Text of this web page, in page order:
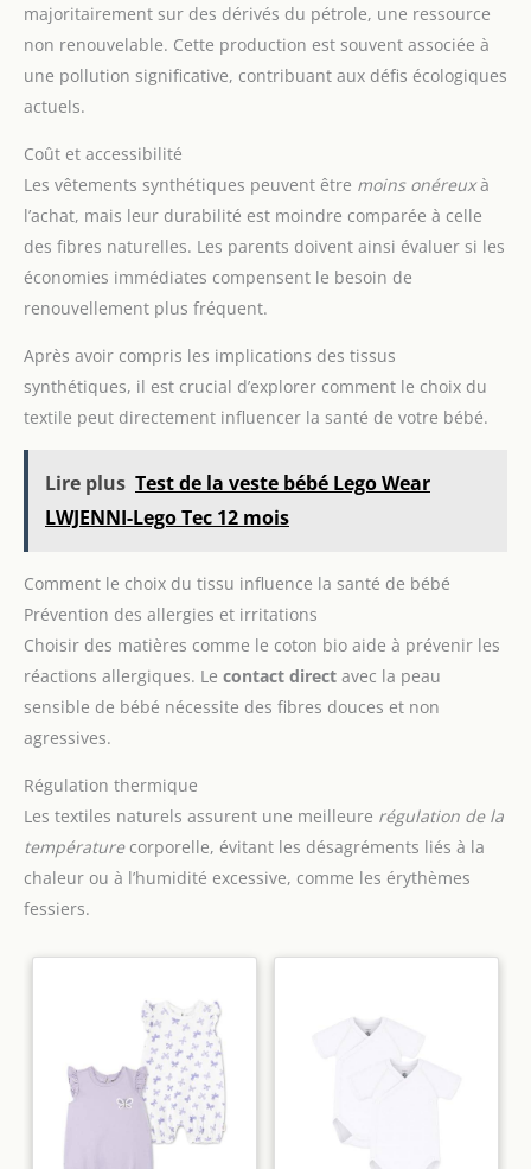
majoritairement sur des dérivés du pétrole, une ressource
non renouvelable. Cette production est souvent associée à
une pollution significative, contribuant aux défis écologiques
actuels.
Coût et accessibilité
Les vêtements synthétiques peuvent être moins onéreuxà
l’achat, mais leur durabilité est moindre comparée à celle
des fibres naturelles. Les parents doivent ainsi évaluer si les
économies immédiates compensent le besoin de
renouvellement plus fréquent.
Après avoir compris les implications des tissus
synthétiques, il est crucial d’explorer comment le choix du
textile peut directement influencer la santé de votre bébé.
Lire plus Test de la veste bébé Lego Wear
LWJENNI-Lego Tec 12 mois
Comment le choix du tissu influence la santé de bébé
Prévention des allergies et irritations
Choisir des matières comme le coton bio aide à prévenir les
réactions allergiques. Le contact direct avec la peau
sensible de bébé nécessite des fibres douces et non
agressives.
Régulation thermique
Les textiles naturels assurent une meilleure régulation de la
températurecorporelle, évitant les désagréments liés à la
chaleur ou à l’humidité excessive, comme les érythèmes
fessiers.